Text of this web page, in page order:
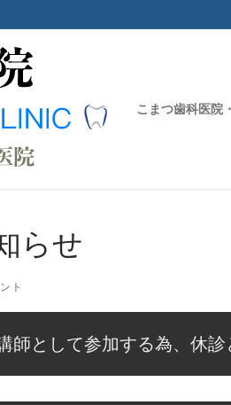
こまつ歯科医院
らせ
ト
として参加する為、休診